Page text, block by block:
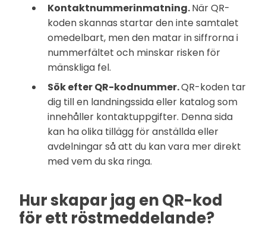
Kontaktnummerinmatning.När QR-
koden skannas startar den inte samtalet
omedelbart, men den matar in siffrorna i
nummerfältet och minskar risken för
mänskliga fel.
Sök efter QR-kodnummer.QR-koden tar
dig till en landningssida eller katalog som
innehåller kontaktuppgifter. Denna sida
kan ha olika tillägg för anställda eller
avdelningar så att du kan vara mer direkt
med vem du ska ringa.
Hur skapar jag en QR-kod
för ett röstmeddelande?